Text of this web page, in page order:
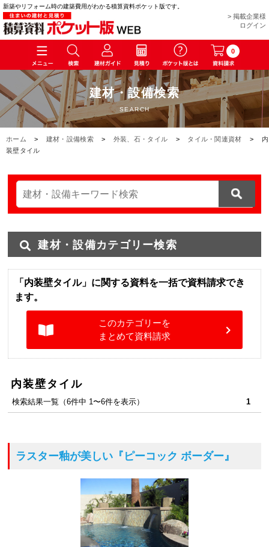
新築やリフォーム時の建築費用がわかる積算資料ポケット版です。
> 掲載企業様
ログイン
0
建材・設備検索
SEARCH
ホーム > 建材・設備検索 > 外装、石・タイル > タイル・関連資材 >
内
装壁タイル
建材・設備カテゴリー検索
「内装壁タイル」に関する資料を一括で資料請求でき
ます。
このカテゴリーを
まとめて資料請求
内装壁タイル
検索結果一覧（6件中 1〜6件を表示） 1
ラスター釉が美しい 『ピーコック ボーダー』